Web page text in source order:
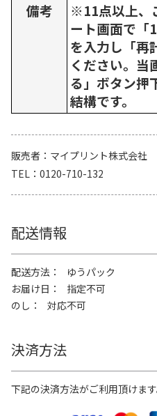
備考
※11点以上、
ート画面で「
を入力し「再
ください。当
る」ボタン押
結構です。
販売者
マイプリント株式会社
TEL
0120-710-132
配送情報
配送方法
ゆうパック
お届け日
指定不可
のし
対応不可
決済方法
下記の決済方法がご利用頂けます